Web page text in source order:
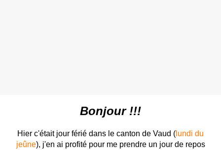
Bonjour !!!
Hier c'était jour férié dans le canton de Vaud ( lundi du
jeûne), j'en ai profité pour me prendre un jour de repos